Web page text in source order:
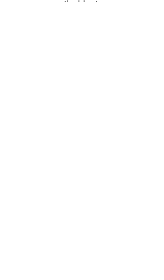
superantioxidanten